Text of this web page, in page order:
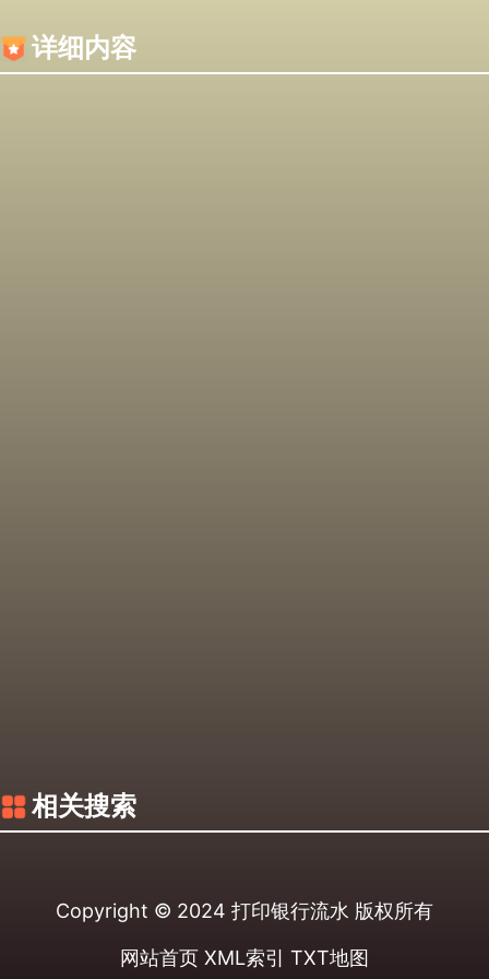
详细内容
相关搜索
Copyright © 2024 打印银行流水 版权所有
网站首页 XML索引 TXT地图